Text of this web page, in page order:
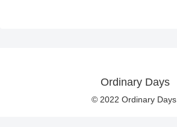
Ordinary Days
© 2022 Ordinary Days.